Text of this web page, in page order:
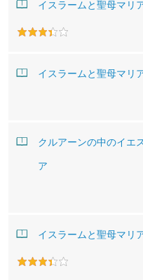
イスラームと聖母マリ
イスラームと聖母マリ
クルアーンの中のイエ
ア
イスラームと聖母マリ